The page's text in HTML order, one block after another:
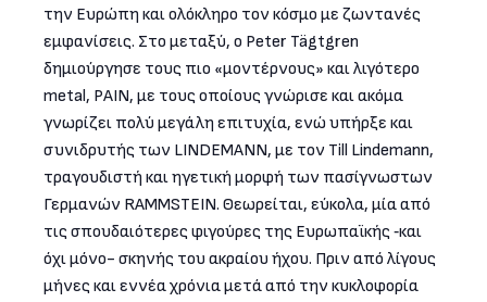
την Ευρώπη και ολόκληρο τον κόσμο με ζωντανές
εμφανίσεις. Στο μεταξύ, ο Peter Tägtgren
δημιούργησε τους πιο «μοντέρνους» και λιγότερο
metal, PAIN, με τους οποίους γνώρισε και ακόμα
γνωρίζει πολύ μεγάλη επιτυχία, ενώ υπήρξε και
συνιδρυτής των LINDEMANN, με τον Till Lindemann,
τραγουδιστή και ηγετική μορφή των πασίγνωστων
Γερμανών RAMMSTEIN. Θεωρείται, εύκολα, μία από
τις σπουδαιότερες φιγούρες της Ευρωπαϊκής ‑και
όχι μόνο- σκηνής του ακραίου ήχου. Πριν από λίγους
μήνες και εννέα χρόνια μετά από την κυκλοφορία